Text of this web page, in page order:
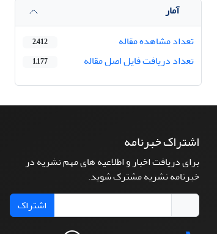
آمار
تعداد مشاهده مقاله
2,412
تعداد دریافت فایل اصل مقاله 1,177
اشتراک خبرنامه
برای دریافت اخبار و اطلاعیه های مهم نشریه در
خبرنامه نشریه مشترک شوید.
اشتراک